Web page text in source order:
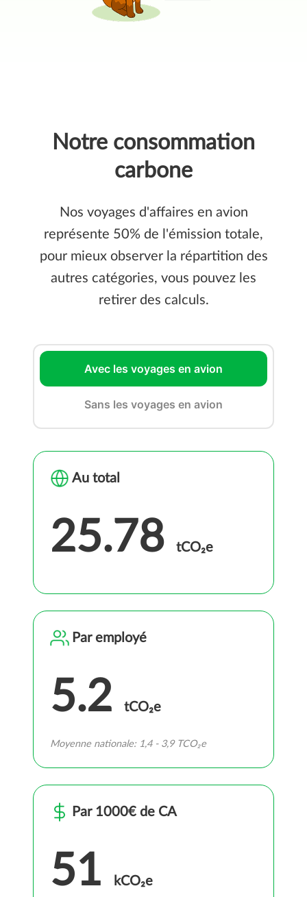
Notre consommation
carbone
Nos voyages d'affaires en avion
représente 50% de l'émission totale,
pour mieux observer la répartition des
autres catégories, vous pouvez les
retirer des calculs.
Avec les voyages en avion
Sans les voyages en avion
Au total
25.78 tCO₂e
Par employé
5.2 tCO₂e
Moyenne nationale: 1,4 - 3,9 TCO₂e
Par 1000€ de CA
51 kCO₂e